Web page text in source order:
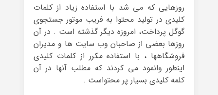
روزهایی که می شد با استفاده زیاد از کلمات
کلیدی در تولید محتوا به فریب موتور جستجوی
گوگل پرداخت، امروزه دیگر گذشته است . در آن
روزها بعضی از صاحبان وب سایت ها و مدیران
فروشگاهها ، با استفاده مکرر از کلمات کلیدی
اینطور وانمود می کردند که مطلب آنها در آن
کلمه کلیدی بسیار پر محتواست .